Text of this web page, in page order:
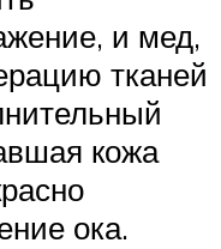
и мед,
тканей
кожа
ока.